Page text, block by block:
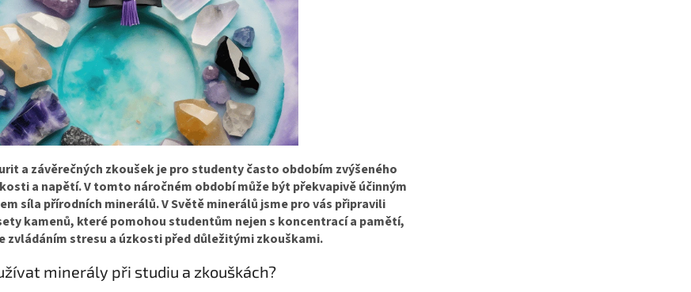
a závěrečných zkoušek je pro studenty často obdobím zvýšeného
a napětí. V tomto náročném období může být překvapivě účinným
síla přírodních minerálů. V Světě minerálů jsme pro vás připravili
kamenů, které pomohou studentům nejen s koncentrací a pamětí,
zvládáním stresu a úzkosti před důležitými zkouškami.
minerály při studiu a zkouškách?